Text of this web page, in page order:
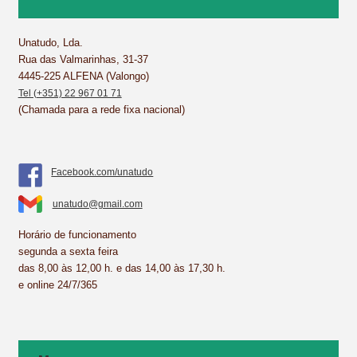
o
k
e
s
t
I
p
Unatudo, Lda.
Rua das Valmarinhas, 31-37
4445-225 ALFENA (Valongo)
Tel (+351) 22 967 01 71
(Chamada para a rede fixa nacional)
Facebook.com/unatudo
unatudo@gmail.com
Horário de funcionamento
segunda a sexta feira
das 8,00 às 12,00 h. e das 14,00 às 17,30 h.
e online 24/7/365